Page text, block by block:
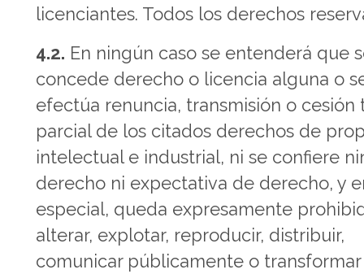
licenciantes. Todos los derechos
4.2. En ningún caso se entenderá que
concede derecho o licencia alguna o
efectúa renuncia, transmisión o cesión
parcial de los citados derechos de
intelectual e industrial, ni se confiere
derecho ni expectativa de derecho, y
especial, queda expresamente
alterar, explotar, reproducir, distribuir,
comunicar públicamente o